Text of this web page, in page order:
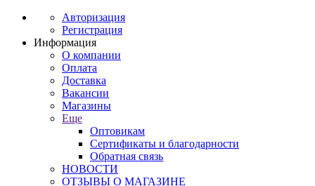
Авторизация
Регистрация
Информация
О компании
Оплата
Доставка
Вакансии
Магазины
Еще
Оптовикам
Сертификаты и благодарности
Обратная связь
НОВОСТИ
ОТЗЫВЫ О МАГАЗИНЕ